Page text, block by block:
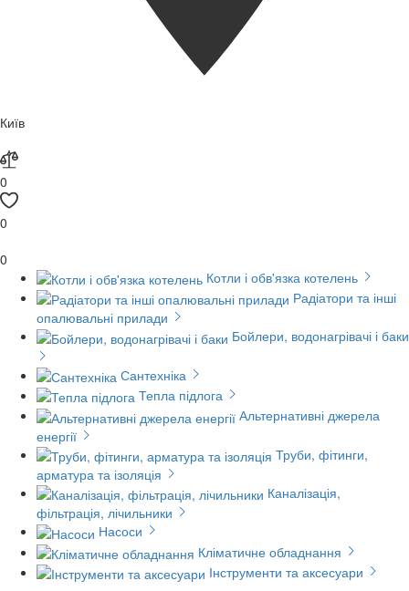
Київ
0
0
0
Котли і обв'язка котелень
Радіатори та інші
опалювальні прилади
Бойлери, водонагрівачі і баки
Сантехніка
Тепла підлога
Альтернативні джерела
енергії
Труби, фітинги,
арматура та ізоляція
Каналізація,
фільтрація, лічильники
Насоси
Кліматичне обладнання
Інструменти та аксесуари